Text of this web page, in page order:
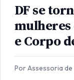
DF se
mulheres
e Corpo
Por Assessoria